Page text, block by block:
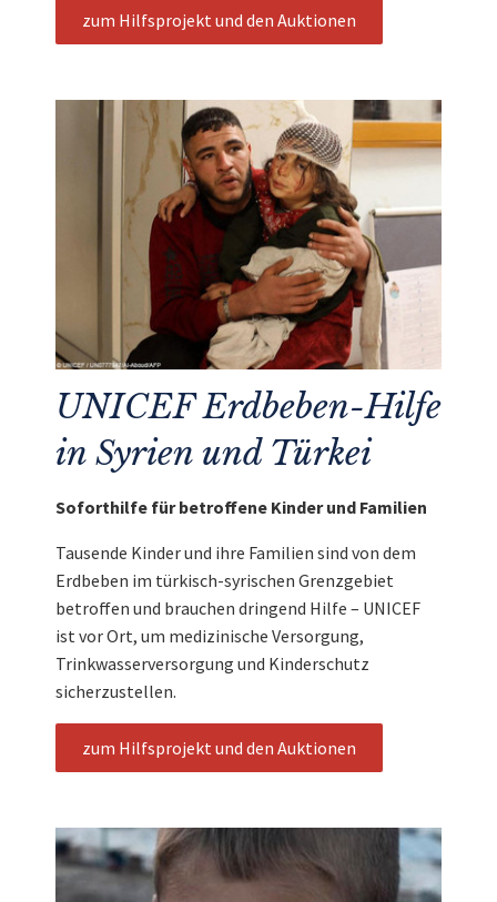
zum Hilfsprojekt und den Auktionen
UNICEF Erdbeben-Hilfe
in Syrien und Türkei
Soforthilfe für betroffene Kinder und Familien
Tausende Kinder und ihre Familien sind von dem
Erdbeben im türkisch-syrischen Grenzgebiet
betroffen und brauchen dringend Hilfe – UNICEF
ist vor Ort, um medizinische Versorgung,
Trinkwasserversorgung und Kinderschutz
sicherzustellen.
zum Hilfsprojekt und den Auktionen